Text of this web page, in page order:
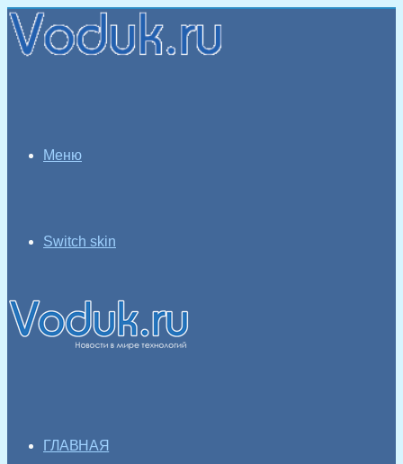
Меню
Switch skin
ГЛАВНАЯ